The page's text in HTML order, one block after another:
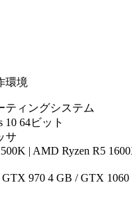
環境
ティングシステム
10 64ビット
サ
| AMD Ryzen R5
GTX 970 4 GB / GTX